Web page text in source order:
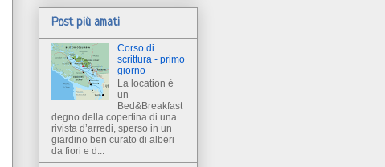
Post più amati
Corso di
scrittura - primo
giorno
La location è
un
Bed&Breakfast
degno della copertina di una
rivista d’arredi, sperso in un
giardino ben curato di alberi
da fiori e d...